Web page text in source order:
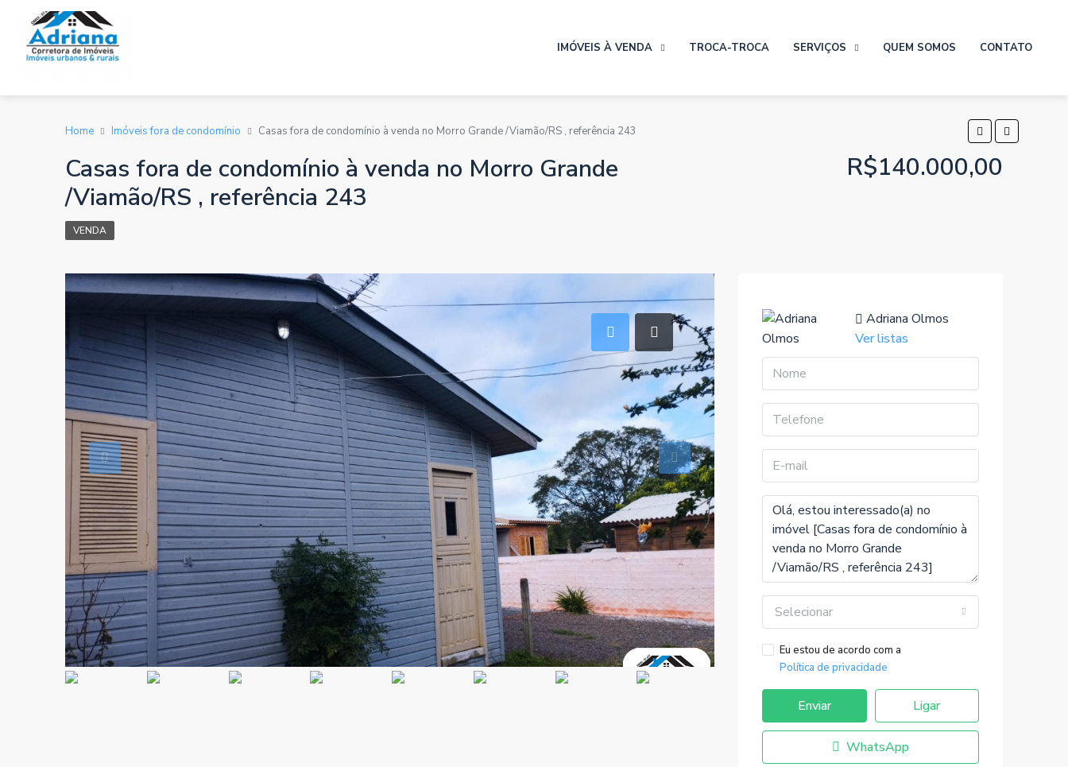
IMÓVEIS À VENDA TROCA-TROCA SERVIÇOS QUEM SOMOS CONTATO
Home Imóveis fora de condomínio Casas fora de condomínio à venda no Morro Grande /Viamão/RS , referência 243
Casas fora de condomínio à venda no Morro Grande
/Viamão/RS , referência 243
R$140.000,00
VENDA
Adriana Olmos
Ver listas
Selecionar
Eu estou de acordo com a
Política de privacidade
Enviar Ligar
WhatsApp